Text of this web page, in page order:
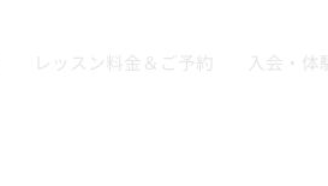
レッスン料金＆ご予約 入会・体